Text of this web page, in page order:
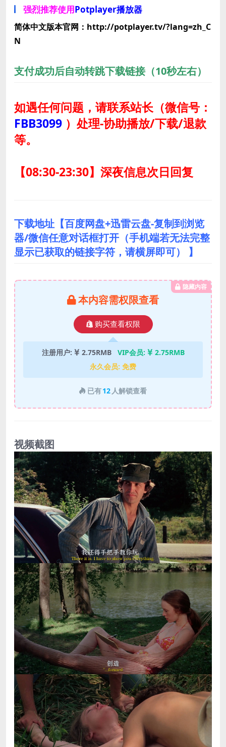
强烈推荐使用Potplayer播放器
简体中文版本官网：http://potplayer.tv/?lang=zh_C
N
支付成功后自动转跳下载链接（10秒左右）
如遇任何问题，请联系站长（微信号：
FBB3099 ） 处理-协助播放/下载/退款
等。
【08:30-23:30】深夜信息次日回复
下载地址【百度网盘+迅雷云盘-复制到浏览
器/微信任意对话框打开（手机端若无法完整
显示已获取的链接字符，请横屏即可） 】
隐藏内容
本内容需权限查看
购买查看权限
注册用户: 2.75RMB VIP会员:
2.75RMB
永久会员: 免费
已有12 人解锁查看
视频截图